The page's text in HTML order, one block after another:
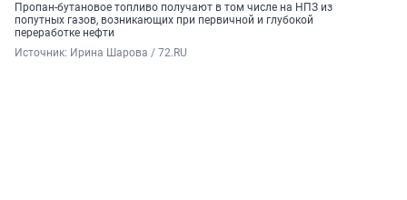
Пропан-бутановое топливо получают в том числе на НПЗ из
попутных газов, возникающих при первичной и глубокой
переработке нефти
Источник: Ирина Шарова / 72.RU